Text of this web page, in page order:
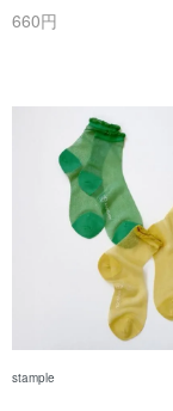
660円
stample